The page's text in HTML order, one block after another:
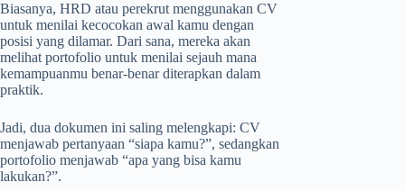
Biasanya, HRD atau perekrut menggunakan CV
untuk menilai kecocokan awal kamu dengan
posisi yang dilamar. Dari sana, mereka akan
melihat portofolio untuk menilai sejauh mana
kemampuanmu benar-benar diterapkan dalam
praktik.
Jadi, dua dokumen ini saling melengkapi: CV
menjawab pertanyaan “siapa kamu?”, sedangkan
portofolio menjawab “apa yang bisa kamu
lakukan?”.